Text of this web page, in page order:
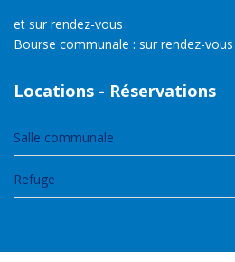
et sur rendez-vous
Bourse communale : sur rendez-
Locations - Réservations
Salle communale
Refuge